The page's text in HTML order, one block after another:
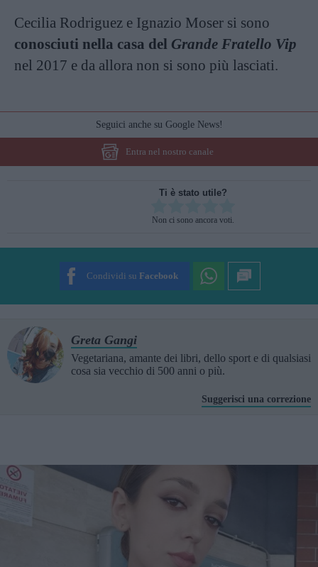
Cecilia Rodriguez e Ignazio Moser si sono
conosciuti nella casa del Grande Fratello Vip
nel 2017 e da allora non si sono più lasciati.
Seguici anche su Google News!
Entra nel nostro canale
Ti è stato utile?
Non ci sono ancora voti.
Condividi su Facebook
Greta Gangi
Vegetariana, amante dei libri, dello sport e di qualsiasi
cosa sia vecchio di 500 anni o più.
Suggerisci una correzione